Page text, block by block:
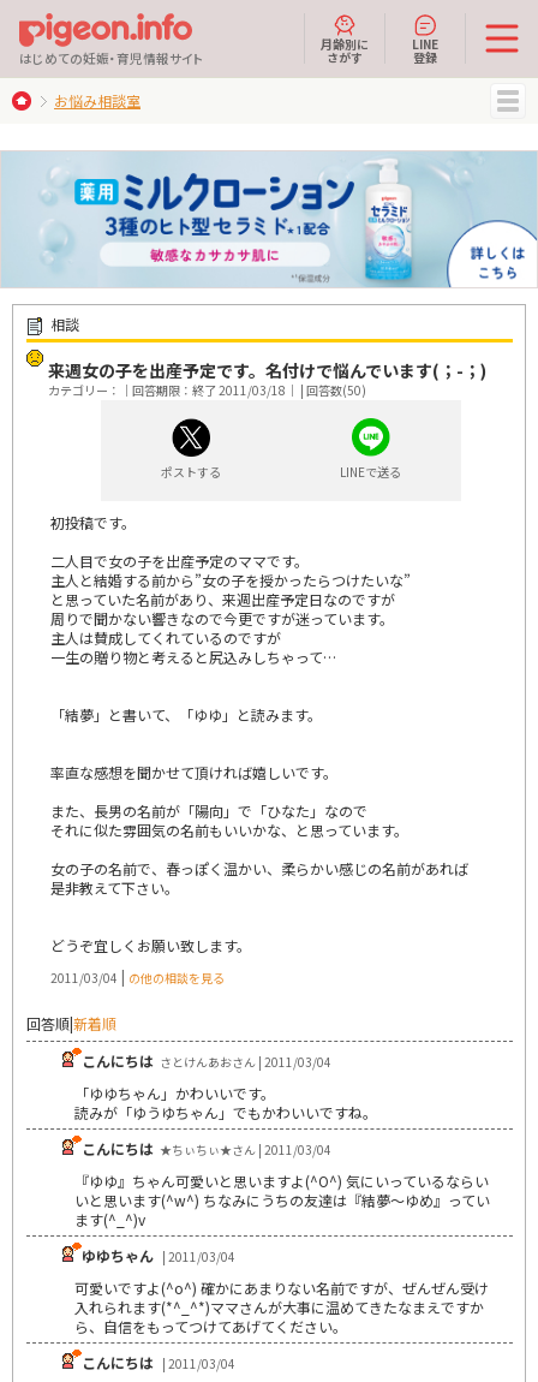
はじめての妊娠・育児情報サイト
月齢別に
さがす
LINE
登録
お悩み相談室
相談
来週女の子を出産予定です。名付けで悩んでいます(；-；)
カテゴリー：｜回答期限：終了 2011/03/18｜ | 回答数(50)
ポストする LINEで送る
初投稿です。
二人目で女の子を出産予定のママです。
主人と結婚する前から”女の子を授かったらつけたいな”
と思っていた名前があり、来週出産予定日なのですが
周りで聞かない響きなので今更ですが迷っています。
主人は賛成してくれているのですが
一生の贈り物と考えると尻込みしちゃって…
「結夢」と書いて、「ゆゆ」と読みます。
率直な感想を聞かせて頂ければ嬉しいです。
また、長男の名前が「陽向」で「ひなた」なので
それに似た雰囲気の名前もいいかな、と思っています。
女の子の名前で、春っぽく温かい、柔らかい感じの名前があれば
是非教えて下さい。
どうぞ宜しくお願い致します。
2011/03/04 | の他の相談を見る
回答順|新着順
こんにちは さとけんあおさん | 2011/03/04
「ゆゆちゃん」かわいいです。
読みが「ゆうゆちゃん」でもかわいいですね。
こんにちは ★ちぃちぃ★さん | 2011/03/04
『ゆゆ』ちゃん可愛いと思いますよ(^O^) 気にいっているならい
いと思います(^w^) ちなみにうちの友達は『結夢～ゆめ』ってい
ます(^_^)v
ゆゆちゃん | 2011/03/04
可愛いですよ(^o^) 確かにあまりない名前ですが、ぜんぜん受け
入れられます(*^_^*)ママさんが大事に温めてきたなまえですか
ら、自信をもってつけてあげてください。
こんにちは | 2011/03/04